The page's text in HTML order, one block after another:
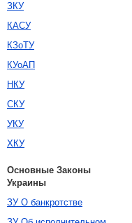
ЗКУ
КАСУ
КЗоТУ
КУоАП
НКУ
СКУ
УКУ
ХКУ
Основные Законы
Украины
ЗУ О банкротстве